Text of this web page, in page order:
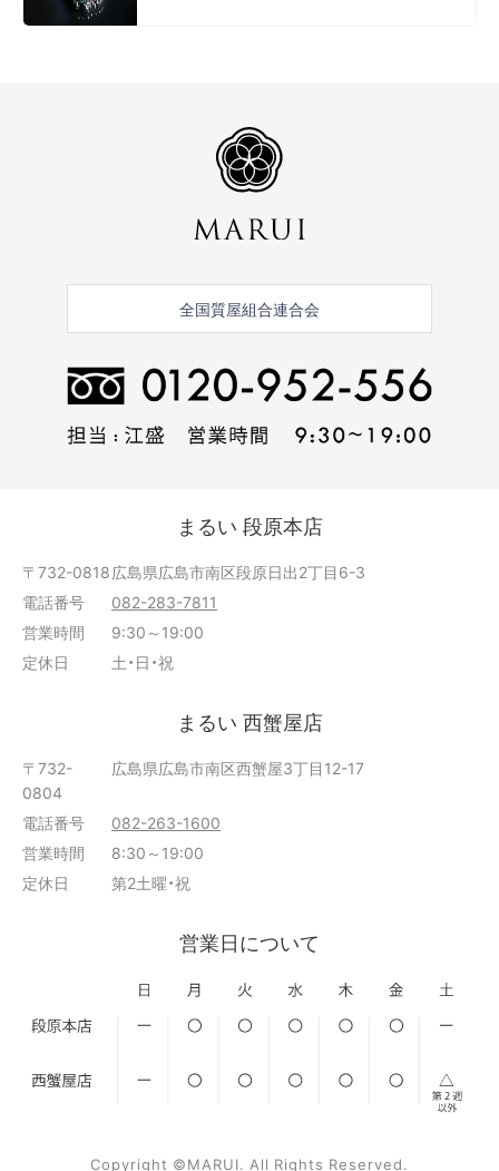
全国質屋組合連合会
まるい 段原本店
〒732-0818広島県広島市南区段原日出2丁目6-3
電話番号
082-283-7811
営業時間
9:30～19:00
定休日
土・日・祝
まるい 西蟹屋店
〒732-
0804
広島県広島市南区西蟹屋3丁目12-17
電話番号
082-263-1600
営業時間
8:30～19:00
定休日
第2土曜・祝
営業日について
Copyright ©MARUI. All Rights Reserved.